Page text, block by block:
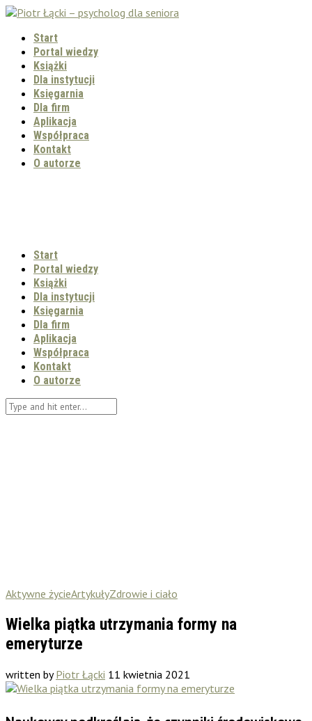
Start
Portal wiedzy
Książki
Dla instytucji
Księgarnia
Dla firm
Aplikacja
Współpraca
Kontakt
O autorze
Start
Portal wiedzy
Książki
Dla instytucji
Księgarnia
Dla firm
Aplikacja
Współpraca
Kontakt
O autorze
Aktywne życieArtykułyZdrowie i ciało
Wielka piątka utrzymania formy na
emeryturze
written byPiotr Łącki 11 kwietnia 2021